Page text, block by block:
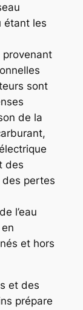
étant les
provenant
sont
de la
des
pertes
l’eau
et hors
et des
prépare